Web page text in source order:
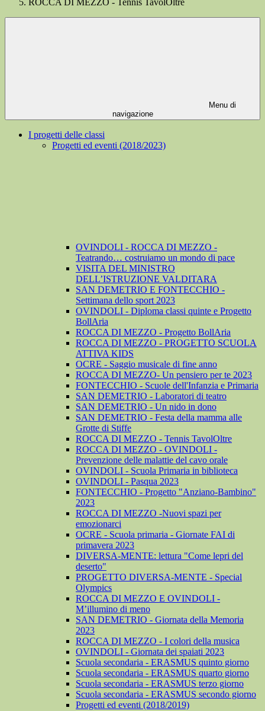
ROCCA DI MEZZO - Tennis TavolOltre
Menu di
navigazione
I progetti delle classi
Progetti ed eventi (2018/2023)
OVINDOLI - ROCCA DI MEZZO -
Teatrando… costruiamo un mondo di pace
VISITA DEL MINISTRO
DELL’ISTRUZIONE VALDITARA
SAN DEMETRIO E FONTECCHIO -
Settimana dello sport 2023
OVINDOLI - Diploma classi quinte e Progetto
BollAria
ROCCA DI MEZZO - Progetto BollAria
ROCCA DI MEZZO - PROGETTO SCUOLA
ATTIVA KIDS
OCRE - Saggio musicale di fine anno
ROCCA DI MEZZO- Un pensiero per te 2023
FONTECCHIO - Scuole dell'Infanzia e Primaria
SAN DEMETRIO - Laboratori di teatro
SAN DEMETRIO - Un nido in dono
SAN DEMETRIO - Festa della mamma alle
Grotte di Stiffe
ROCCA DI MEZZO - Tennis TavolOltre
ROCCA DI MEZZO - OVINDOLI -
Prevenzione delle malattie del cavo orale
OVINDOLI - Scuola Primaria in biblioteca
OVINDOLI - Pasqua 2023
FONTECCHIO - Progetto "Anziano-Bambino"
2023
ROCCA DI MEZZO -Nuovi spazi per
emozionarci
OCRE - Scuola primaria - Giornate FAI di
primavera 2023
DIVERSA-MENTE: lettura "Come lepri del
deserto"
PROGETTO DIVERSA-MENTE - Special
Olympics
ROCCA DI MEZZO E OVINDOLI -
M’illumino di meno
SAN DEMETRIO - Giornata della Memoria
2023
ROCCA DI MEZZO - I colori della musica
OVINDOLI - Giornata dei spaiati 2023
Scuola secondaria - ERASMUS quinto giorno
Scuola secondaria - ERASMUS quarto giorno
Scuola secondaria - ERASMUS terzo giorno
Scuola secondaria - ERASMUS secondo giorno
Progetti ed eventi (2018/2019)